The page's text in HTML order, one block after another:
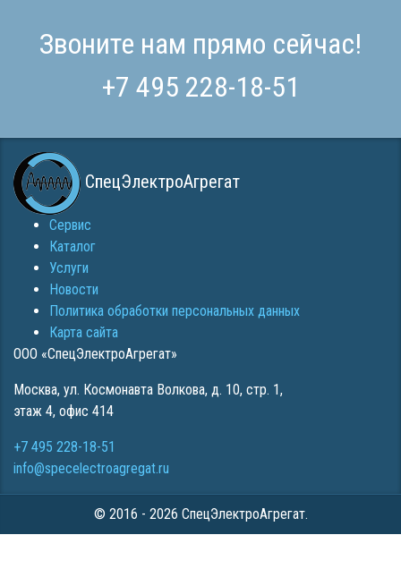
Звоните нам прямо сейчас!
+7 495 228-18-51
СпецЭлектроАгрегат
Сервис
Каталог
Услуги
Новости
Политика обработки персональных данных
Карта сайта
ООО «СпецЭлектроАгрегат»
Москва, ул. Космонавта Волкова, д. 10, стр. 1,
этаж 4, офис 414
+7 495 228-18-51
info@specelectroagregat.ru
© 2016 - 2026 СпецЭлектроАгрегат.